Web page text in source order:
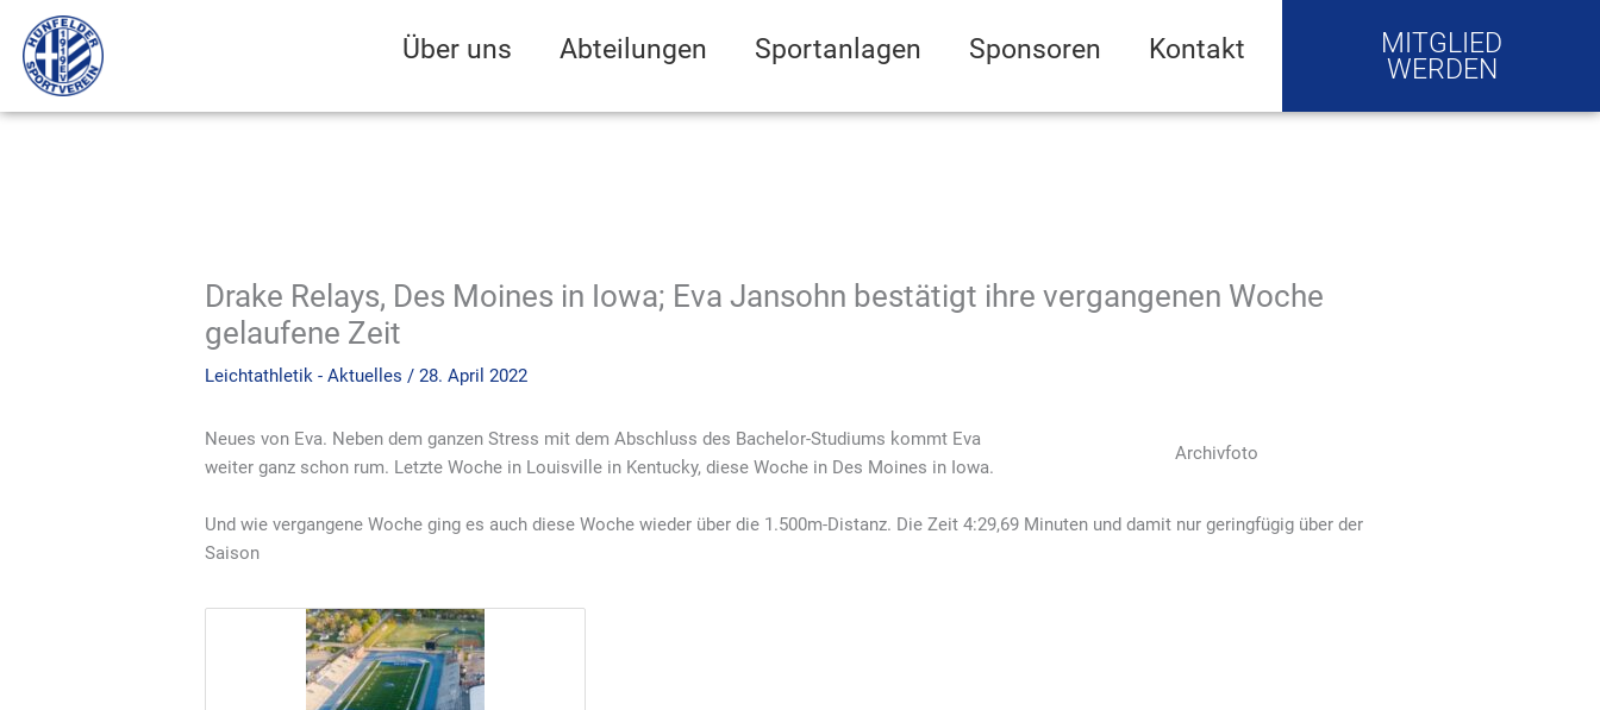
Inhalt
springen
Über uns Abteilungen Sportanlagen Sponsoren Kontakt
MITGLIED
WERDEN
Drake Relays, Des Moines in Iowa; Eva Jansohn bestätigt ihre vergangenen Woche
gelaufene Zeit
Leichtathletik - Aktuelles /28. April 2022
Archivfoto
Neues von Eva. Neben dem ganzen Stress mit dem Abschluss des Bachelor-Studiums kommt Eva
weiter ganz schon rum. Letzte Woche in Louisville in Kentucky, diese Woche in Des Moines in Iowa.
Und wie vergangene Woche ging es auch diese Woche wieder über die 1.500m-Distanz. Die Zeit 4:29,69 Minuten und damit nur geringfügig über der
Saison